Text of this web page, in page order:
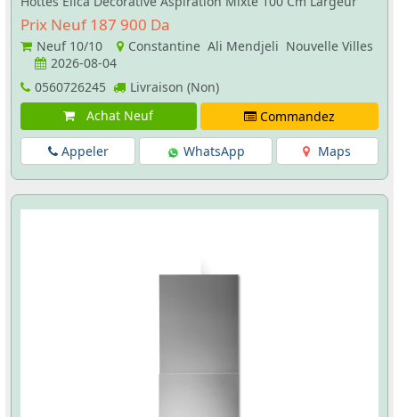
Prix Neuf 187 900 Da
Neuf 10/10
Constantine Ali Mendjeli Nouvelle Villes
2026-08-04
0560726245
Livraison (Non)
Achat Neuf
Commandez
Appeler WhatsApp Maps